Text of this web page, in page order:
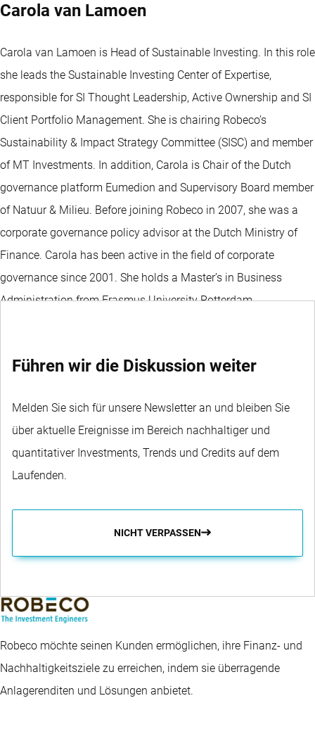
Carola van Lamoen
Carola van Lamoen is Head of Sustainable Investing. In this role
she leads the Sustainable Investing Center of Expertise,
responsible for SI Thought Leadership, Active Ownership and SI
Client Portfolio Management. She is chairing Robeco’s
Sustainability & Impact Strategy Committee (SISC) and member
of MT Investments. In addition, Carola is Chair of the Dutch
governance platform Eumedion and Supervisory Board member
of Natuur & Milieu. Before joining Robeco in 2007, she was a
corporate governance policy advisor at the Dutch Ministry of
Finance. Carola has been active in the field of corporate
governance since 2001. She holds a Master’s in Business
Administration from Erasmus University Rotterdam.
Führen wir die Diskussion weiter
Melden Sie sich für unsere Newsletter an und bleiben Sie
über aktuelle Ereignisse im Bereich nachhaltiger und
quantitativer Investments, Trends und Credits auf dem
Laufenden.
NICHT VERPASSEN
Robeco möchte seinen Kunden ermöglichen, ihre Finanz- und
Nachhaltigkeitsziele zu erreichen, indem sie überragende
Anlagerenditen und Lösungen anbietet.